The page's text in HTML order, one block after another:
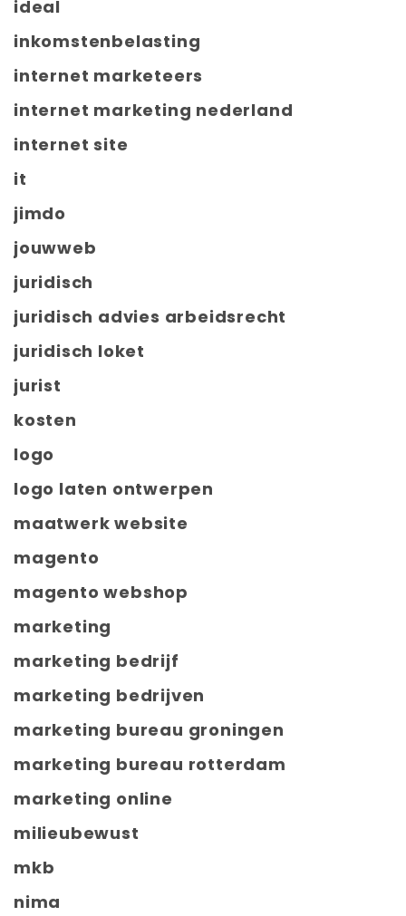
ideal
inkomstenbelasting
internet marketeers
internet marketing nederland
internet site
it
jimdo
jouwweb
juridisch
juridisch advies arbeidsrecht
juridisch loket
jurist
kosten
logo
logo laten ontwerpen
maatwerk website
magento
magento webshop
marketing
marketing bedrijf
marketing bedrijven
marketing bureau groningen
marketing bureau rotterdam
marketing online
milieubewust
mkb
nima